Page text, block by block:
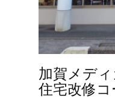
加賀メデ
住宅改修